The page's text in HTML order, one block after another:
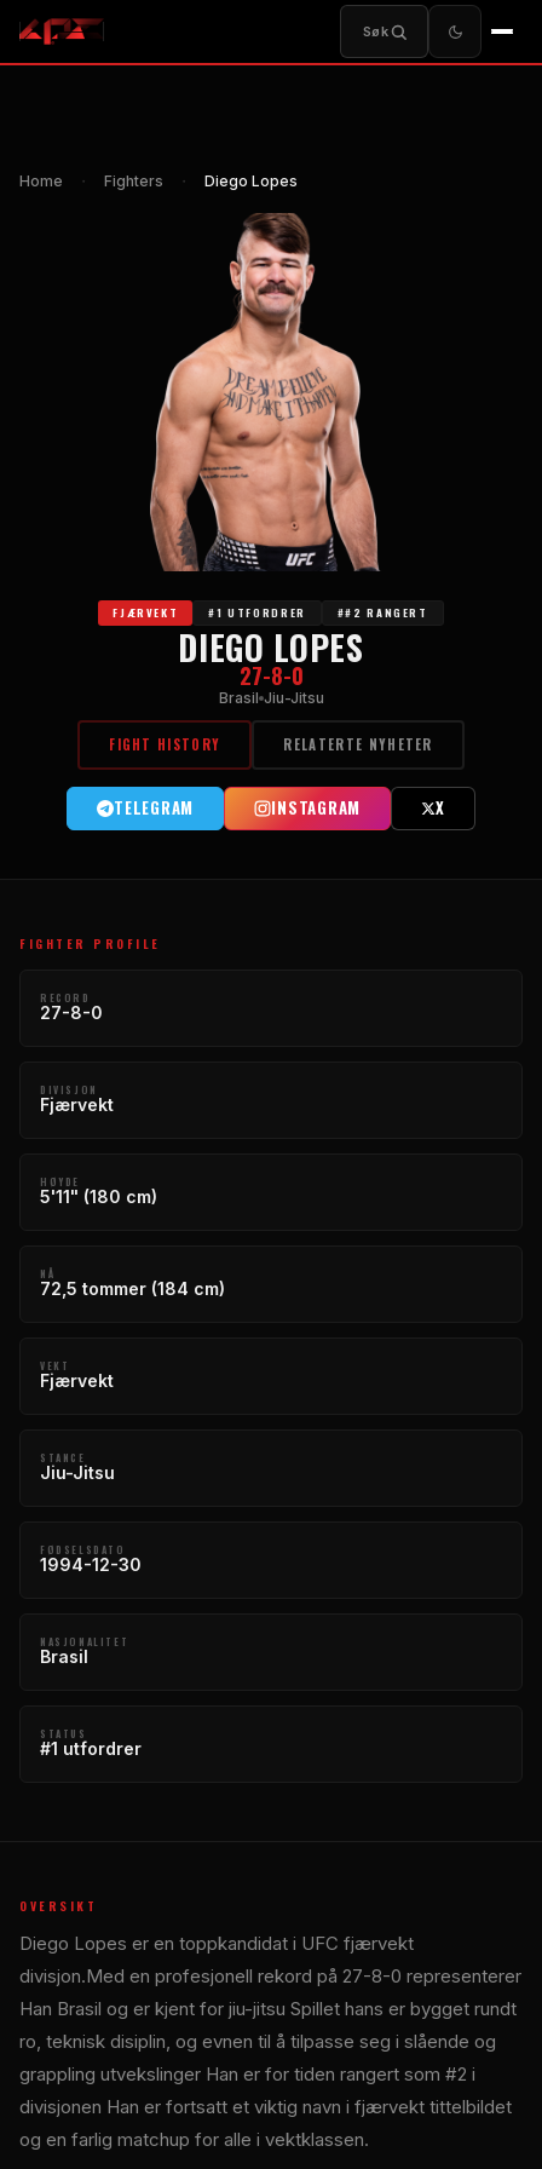
Søk
Home ・ Fighters ・ Diego Lopes
FJÆRVEKT #1 UTFORDRER ##2 RANGERT
DIEGO LOPES
27-8-0
Brasil Jiu-Jitsu
FIGHT HISTORY RELATERTE NYHETER
TELEGRAM INSTAGRAM X
FIGHTER PROFILE
RECORD
27-8-0
DIVISJON
Fjærvekt
HØYDE
5'11" (180 cm)
NÅ
72,5 tommer (184 cm)
VEKT
Fjærvekt
STANCE
Jiu-Jitsu
FØDSELSDATO
1994-12-30
NASJONALITET
Brasil
STATUS
#1 utfordrer
OVERSIKT
Diego Lopes er en toppkandidat i UFC fjærvekt
divisjon.Med en profesjonell rekord på 27-8-0 representerer
Han Brasil og er kjent for jiu-jitsu Spillet hans er bygget rundt
ro, teknisk disiplin, og evnen til å tilpasse seg i slående og
grappling utvekslinger Han er for tiden rangert som #2 i
divisjonen Han er fortsatt et viktig navn i fjærvekt tittelbildet
og en farlig matchup for alle i vektklassen.